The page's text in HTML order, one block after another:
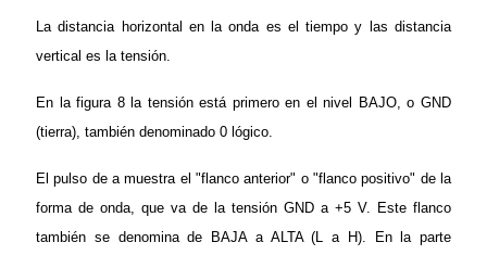
La distancia horizontal en la onda es el tiempo y las distancia
vertical es la tensión.
En la figura 8 la tensión está primero en el nivel BAJO, o GND
(tierra), también denominado 0 lógico.
El pulso de a muestra el "flanco anterior" o "flanco positivo" de la
forma de onda, que va de la tensión GND a +5 V. Este flanco
también se denomina de BAJA a ALTA (L a H). En la parte